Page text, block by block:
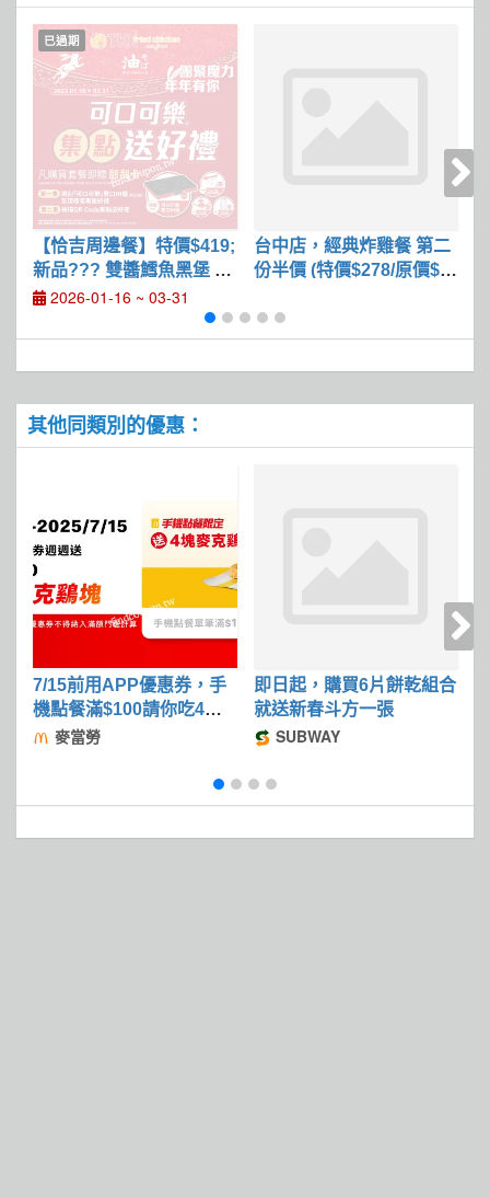
已過期
【恰吉周邊餐】特價$419;
新品??? 雙醬鱈魚黑堡 $1
292026-01-16 ~ 03-31
台中店，經典炸雞餐 第二
份半價 (特價$278/原價$3
其他同類別的優惠：
7/15前用APP優惠券，手
機點餐滿$100請你吃4塊
麥克鷄塊
麥當勞
即日起，購買6片餅乾組合
就送新春斗方一張
SUBWAY